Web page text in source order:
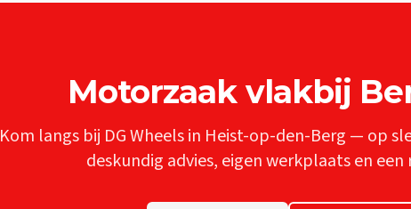
Motorzaakvlakbij
Kom langs bij DG Wheels in Heist-op-den-Berg — op
deskundig advies, eigen werkplaats en